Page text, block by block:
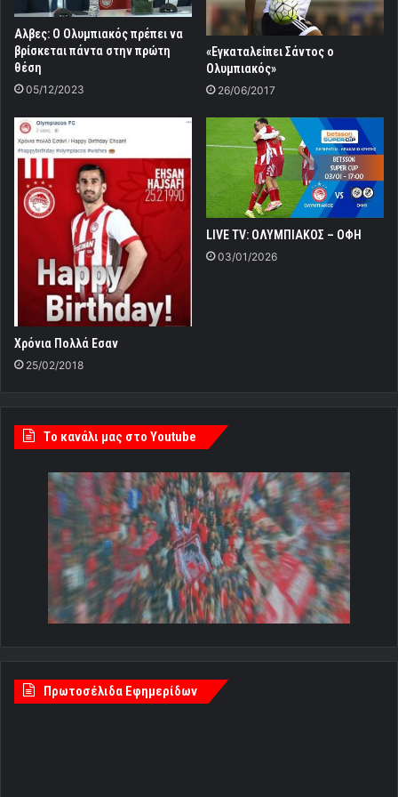
Aλβες: Ο Ολυμπιακός πρέπει να
βρίσκεται πάντα στην πρώτη
θέση
05/12/2023
«Εγκαταλείπει Σάντος ο
Ολυμπιακός»
26/06/2017
Xρόνια Πολλά Εσαν
25/02/2018
LIVE TV: ΟΛΥΜΠΙΑΚΟΣ – ΟΦΗ
03/01/2026
Tο κανάλι μας στο Youtube
Πρωτοσέλιδα Εφημερίδων